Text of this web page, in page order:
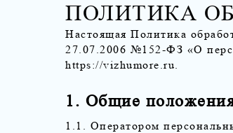
ПОЛИТИКА
Настоящая Политика
27.07.2006 №152-ФЗ «О
https://vizhumore.ru.
1. Общие
1.1. Оператором